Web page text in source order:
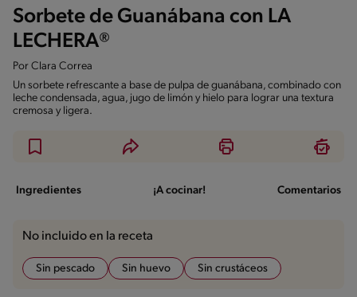
Sorbete de Guanábana con LA
LECHERA®
Por Clara Correa
Un sorbete refrescante a base de pulpa de guanábana, combinado con
leche condensada, agua, jugo de limón y hielo para lograr una textura
cremosa y ligera.
Ingredientes ¡A cocinar! Comentarios
No incluido en la receta
Sin pescado Sin huevo Sin crustáceos